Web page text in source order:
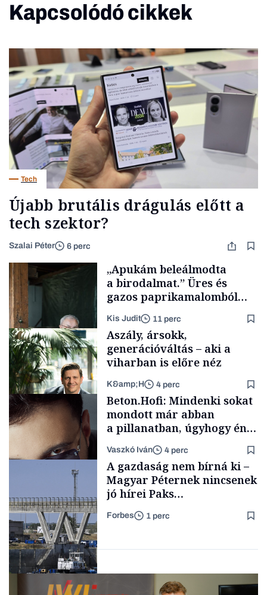
Kapcsolódó cikkek
Tech
Újabb brutális drágulás előtt a
tech szektor?
Szalai Péter 6 perc
Családi
vállalkozások
„Apukám beleálmodta
a birodalmat.” Üres és
gazos paprikamalomból
lett az igazi családi
fűszersztori
Kis Judit 11 perc
TÁMOGATÓI
Aszály, ársokk,
generációváltás – aki a
viharban is előre néz
K&amp;H 4 perc
Forbes-sztori
Beton.Hofi: Mindenki sokat
mondott már abban
a pillanatban, úgyhogy én
a legsarkosabb
gondolataimat akartam
kimondani
Vaszkó Iván 4 perc
A gazdaság nem bírná ki –
Magyar Péternek nincsenek
jó hírei Paks
újraindításáról
Forbes 1 perc